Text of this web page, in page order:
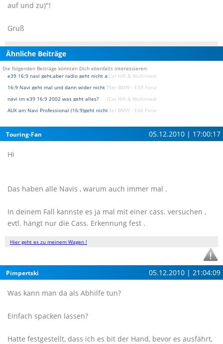
auf und zu)"!
Gruß
Ähnliche Beiträge
Die folgenden Beiträge könnten Dich ebenfalls interessieren:
e39 16:9 navi geht,aber radio geht nicht an(Car Hifi & Multimedia & Navigation Forum)
16:9 Navi geht mal und dann wider nicht ?(5er BMW - E39 Forum)
navi im e39 16:9 2002 was geht alles?
(Car Hifi & Multimedia & Navigation Forum)
AUX am Navi Professional (16:9)geht nicht(3er BMW - E46 Forum)
Touring-Fan 05.12.2010 | 17:00:17
Hi
Das haben alle Navis , warum auch immer mal .
In deinem Fall kannste es ja mal mit einer cass. versuchen ,
evtl. hängt nur die Cass. Erkennung fest .
Hier geht es zu meinem Wagen !
Pimpertski 05.12.2010 | 21:04:09
Was kann man da als Abhilfe tun?
Einfach spacken lassen?
Hatte festgestellt, dass ich es bit der Hand, bevor es ausfährt,